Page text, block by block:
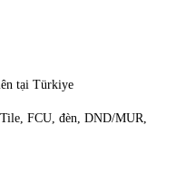
tại Türkiye
FCU, đèn, DND/MUR,